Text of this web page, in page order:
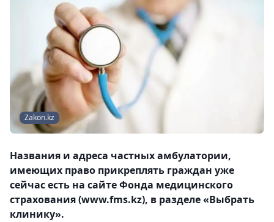
Zakon.kz
Названия и адреса частных амбулатории,
имеющих право прикреплять граждан уже
сейчас есть на сайте Фонда медицинского
страхования (www.fms.kz), в разделе «Выбрать
клинику».